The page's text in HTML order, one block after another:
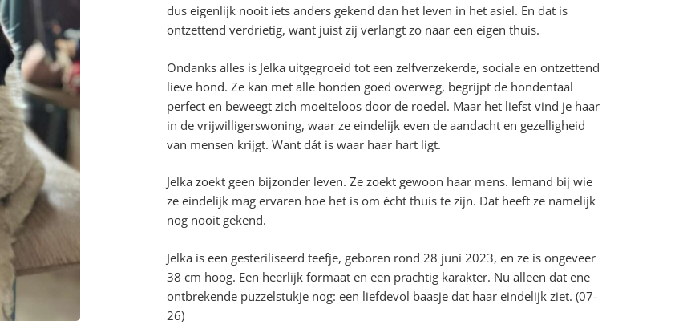
dus eigenlijk nooit iets anders gekend dan het leven in het asiel. En dat is
ontzettend verdrietig, want juist zij verlangt zo naar een eigen thuis.
Ondanks alles is Jelka uitgegroeid tot een zelfverzekerde, sociale en ontzettend
lieve hond. Ze kan met alle honden goed overweg, begrijpt de hondentaal
perfect en beweegt zich moeiteloos door de roedel. Maar het liefst vind je haar
in de vrijwilligerswoning, waar ze eindelijk even de aandacht en gezelligheid
van mensen krijgt. Want dát is waar haar hart ligt.
Jelka zoekt geen bijzonder leven. Ze zoekt gewoon haar mens. Iemand bij wie
ze eindelijk mag ervaren hoe het is om écht thuis te zijn. Dat heeft ze namelijk
nog nooit gekend.
Jelka is een gesteriliseerd teefje, geboren rond 28 juni 2023, en ze is ongeveer
38 cm hoog. Een heerlijk formaat en een prachtig karakter. Nu alleen dat ene
ontbrekende puzzelstukje nog: een liefdevol baasje dat haar eindelijk ziet. (07-
26)